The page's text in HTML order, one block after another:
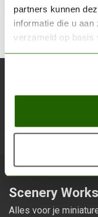
partners kunnen
informatie die u
verzameld op basis
Blijf op de
Scenery
Alles voor je